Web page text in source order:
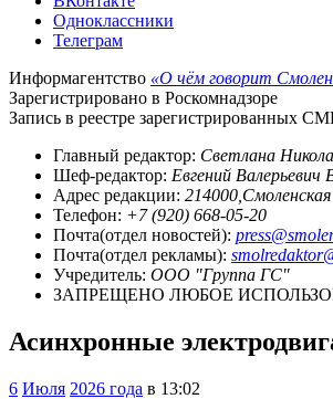
Одноклассники
Телеграм
Информагентство «О чём говорит
Зарегистрировано в Роскомнадзоре
Запись в реестре зарегистрированных
Главный редактор: Светлана
Шеф-редактор: Евгений
Адрес редакции:
Телефон: +7 (920) 668-05-20
Почта(отдел новостей):
Почта(отдел рекламы):
Учредитель: ООО "Группа ГС"
ЗАПРЕЩЕНО ЛЮБОЕ
Асинхронные
6 Июля 2026 года в 13:02